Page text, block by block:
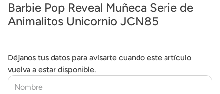
Barbie Pop Reveal Muñeca Serie de
Animalitos Unicornio JCN85
Déjanos tus datos para avisarte cuando este artículo
vuelva a estar disponible.